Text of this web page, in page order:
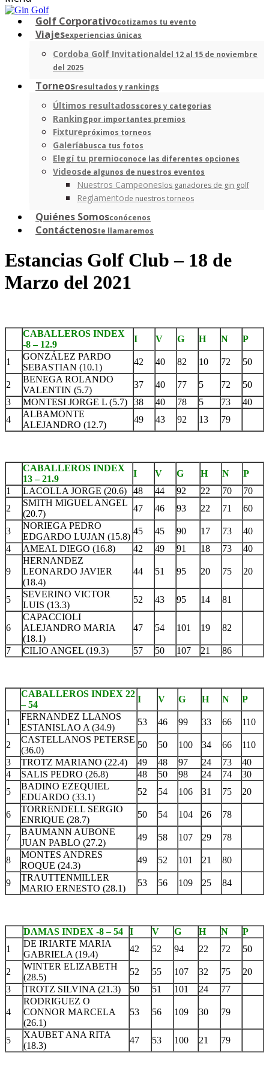
Golf Corporativocotizamos tu evento
Viajesexperiencias únicas
Cordoba Golf Invitationaldel 12 al 15 de noviembre
del 2025
Torneosresultados y rankings
Últimos resultadosscores y categorias
Rankingpor importantes premios
Fixturepróximos torneos
Galeríabusca tus fotos
Elegí tu premioconoce las diferentes opciones
Videosde algunos de nuestros eventos
Nuestros Campeoneslos ganadores de gin golf
Reglamentode nuestros torneos
Quiénes Somosconócenos
Contáctenoste llamaremos
Estancias Golf Club – 18 de
Marzo del 2021
CABALLEROS INDEX
-8 – 12.9
I V G H N P
1
GONZÁLEZ PARDO
SEBASTIAN (10.1)
42 40 82 10 72 50
2
BENEGA ROLANDO
VALENTIN (5.7)
37 40 77 5 72
50
3
MONTESI JORGE L (5.7) 38 40 78 5 73
40
4
ALBAMONTE
ALEJANDRO (12.7)
49 43 92 13 79
CABALLEROS INDEX
13 – 21.9
I V G H N
P
1
LACOLLA JORGE (20.6) 48 44 92 22 70
70
2
SMITH MIGUEL ANGEL
(20.7)
47 46 93 22 71 60
3
NORIEGA PEDRO
EDGARDO LUJAN (15.8)
45 45 90 17 73
40
4
AMEAL DIEGO (16.8) 42 49 91 18 73 40
9
HERNANDEZ
LEONARDO JAVIER
(18.4)
44 51 95 20 75 20
5
SEVERINO VICTOR
LUIS (13.3)
52 43 95 14 81
6
CAPACCIOLI
ALEJANDRO MARIA
(18.1)
47 54 101 19 82
7 CILIO ANGEL (19.3) 57 50 107 21 86
CABALLEROS INDEX 22
– 54
I V G H N P
1
FERNANDEZ LLANOS
ESTANISLAO A (34.9)
53 46 99 33 66 110
2
CASTELLANOS PETERSE
(36.0)
50 50 100 34 66
110
3
TROTZ MARIANO (22.4) 49 48 97 24 73
40
4
SALIS PEDRO (26.8) 48 50 98 24 74
30
5
BADINO EZEQUIEL
EDUARDO (33.1)
52 54 106 31 75 20
6
TORRENDELL SERGIO
ENRIQUE (28.7)
50 54 104 26 78
7
BAUMANN AUBONE
JUAN PABLO (27.2)
49 58 107 29 78
8
MONTES ANDRES
ROQUE (24.3)
49 52 101 21 80
9
TRAUTTENMILLER
MARIO ERNESTO (28.1)
53 56 109 25 84
DAMAS INDEX -8 – 54 I V G H N
P
1
DE IRIARTE MARIA
GABRIELA (19.4)
42 52 94 22 72 50
2
WINTER ELIZABETH
(28.5)
52 55 107 32 75
20
3
TROTZ SILVINA (21.3) 50 51 101 24 77
4
RODRIGUEZ O
CONNOR MARCELA
(26.1)
53 56 109 30 79
5
XAUBET ANA RITA
(18.3)
47 53 100 21 79